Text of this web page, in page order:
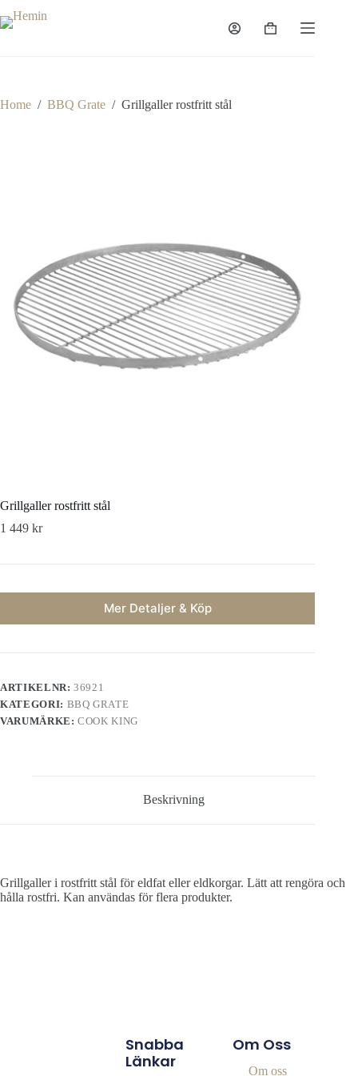
Home / BBQ Grate / Grillgaller rostfritt stål
Grillgaller rostfritt stål
1 449 kr
Mer Detaljer & Köp
ARTIKELNR:36921
KATEGORI: BBQ GRATE
VARUMÄRKE:COOK KING
Beskrivning
Grillgaller i rostfritt stål för eldfat eller eldkorgar. Lätt att rengöra och
hålla rostfri. Kan användas för flera produkter.
Om Oss
Om oss
Snabba
Länkar